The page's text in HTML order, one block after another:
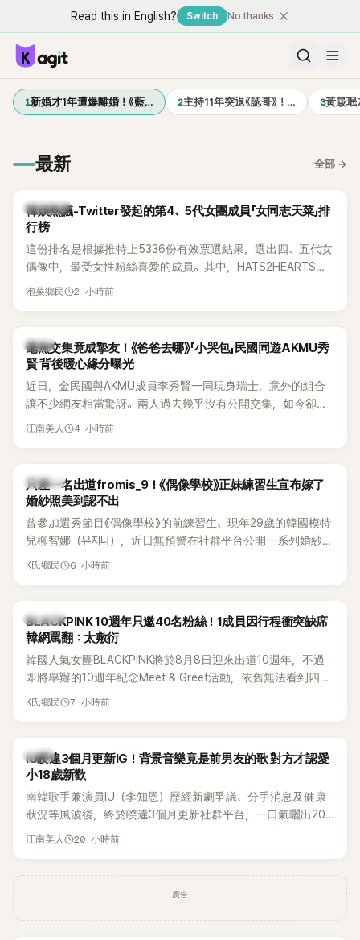
Read this in English? Switch No thanks
1新婚才1年遭爆離婚！《藍… 2主持11年突退《認哥》！… 3黃晸
最新 全部 →
熱議討論
韓娛熱議-Twitter發起的第4、5代女團成員「女同志天菜」排
行榜
這份排名是根據推特上5336份有效票選結果，選出四、五代女
偶像中，最受女性粉絲喜愛的成員。其中，HATS2HEARTS成
員包攬了前三名，展現了她們在女性社群中的高人氣。
泡菜鄉民 2 小時前
韓星
毫無交集竟成摯友！《爸爸去哪》「小哭包」民國同遊AKMU秀
賢 背後暖心緣分曝光
近日，金民國與AKMU成員李秀賢一同現身瑞士，意外的組合
讓不少網友相當驚訝。兩人過去幾乎沒有公開交集，如今卻一
起踏上瑞士之旅，也讓粉絲紛紛好奇：「他們到底是怎麼認識
江南美人 4 小時前
K-POP
只差一名出道fromis_9！《偶像學校》正妹練習生宣布嫁了
婚紗照美到認不出
曾參加選秀節目《偶像學校》的前練習生、現年29歲的韓國模特
兒柳智娜（유지나），近日無預警在社群平台公開一系列婚紗
照，親自宣布即將步入婚姻，消息曝光後讓不少曾追看節目的
K氏鄉民 6 小時前
K-POP
BLACKPINK 10週年只邀40名粉絲！1成員因行程衝突缺席
韓網罵翻：太敷衍
韓國人氣女團BLACKPINK將於8月8日迎來出道10週年，不過
即將舉辦的10週年紀念Meet & Greet活動，依舊無法看到四人
合體。根據韓媒《MyDaily》7日報導，當天將由Jisoo（智秀）、
K氏鄉民 7 小時前
韓星
IU睽違3個月更新IG！背景音樂竟是前男友的歌 對方才認愛
小18歲新歡
南韓歌手兼演員IU（李知恩）歷經新劇爭議、分手消息及健康
狀況等風波後，終於睽違3個月更新社群平台，一口氣曬出20
張近況照，讓大批粉絲又驚又喜。不過，比起照片本身，更引
江南美人 20 小時前
廣告